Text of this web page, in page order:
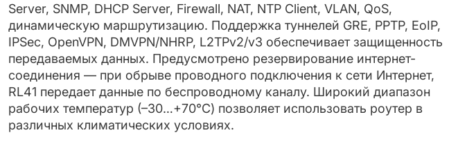
Server, SNMP, DHCP Server, Firewall, NAT, NTP Client, VLAN, QoS,
динамическую маршрутизацию. Поддержка туннелей GRE, PPTP, EoIP,
IPSec, OpenVPN, DMVPN/NHRP, L2TPv2/v3 обеспечивает защищенность
передаваемых данных. Предусмотрено резервирование интернет-
соединения — при обрыве проводного подключения к сети Интернет,
RL41 передает данные по беспроводному каналу. Широкий диапазон
рабочих температур (–30…+70°C) позволяет использовать роутер в
различных климатических условиях.